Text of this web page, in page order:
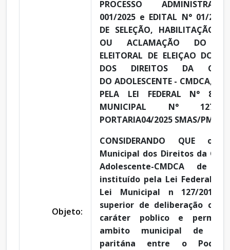
Objeto:
PROCESSO
001/2025 e EDITAL N° 01/2025
DE SELEÇÃO, HABILITAÇÃO E
OU ACLAMAÇÃO DO
ELEITORAL DE ELEIÇAO DO
DOS DIREITOS DA
DO ADOLESCENTE - CMDCA,
PELA LEI FEDERAL N°
MUNICIPAL N°
PORTARIA04/2025 SMAS/PMI.
CONSIDERANDO QUE o
Municipal dos Direitos da
Adolescente-CMDCA de
instituído pela Lei Federal n°
Lei Municipal n 127/2011
superior de deliberação
caráter poblico e
ambito municipal de
paritána entre o Poder